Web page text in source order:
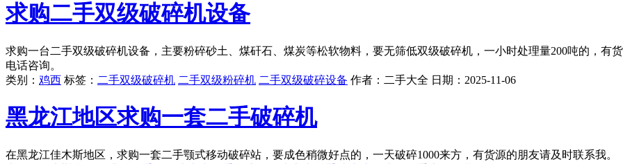
求购二手双级破碎机设备
求购一台二手双级破碎机设备，主要粉碎砂土、煤矸石、煤炭等松软物料，要无筛低双级破碎机，一小时处理量200吨的，有
电话咨询。
类别： 鸡西 标签： 二手双级破碎机 二手双级粉碎机 二手双级破碎设备 作者： 二手大全 日期： 2025-11-06
黑龙江地区求购一套二手破碎机
在黑龙江佳木斯地区，求购一套二手颚式移动破碎站，要成色稍微好点的，一天破碎1000来方，有货源的朋友请及时联系我。